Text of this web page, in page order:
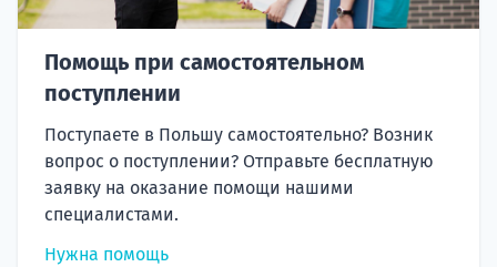
Помощь при самостоятельном
поступлении
Поступаете в Польшу самостоятельно? Возник
вопрос о поступлении? Отправьте бесплатную
заявку на оказание помощи нашими
специалистами.
Нужна помощь